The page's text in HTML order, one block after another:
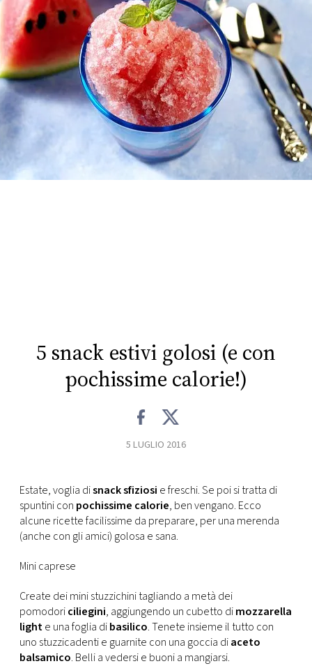
FOTO
CONCORSI
EVENTI
VIDEO
5 snack estivi golosi (e con
pochissime calorie!)
5 LUGLIO 2016
Estate, voglia disnack sfiziosi e freschi. Se poi si tratta di
spuntini con pochissime calorie, ben vengano. Ecco
alcune ricette facilissime da preparare, per una merenda
(anche con gli amici) golosa e sana.
Mini caprese
Create dei mini stuzzichini tagliando a metà dei
pomodoriciliegini, aggiungendo un cubetto dimozzarella
lighte una foglia dibasilico. Tenete insieme il tutto con
uno stuzzicadenti e guarnite con una goccia diaceto
balsamico. Belli a vedersi e buoni a mangiarsi.